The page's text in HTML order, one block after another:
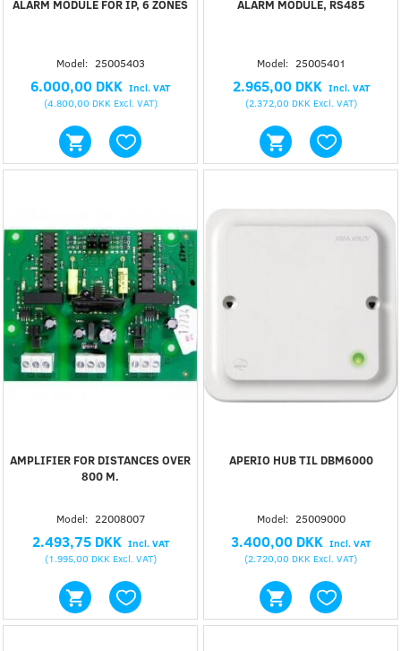
ALARM MODULE FOR IP, 6 ZONES
Model: 25005403
6.000,00 DKK Incl. VAT
(4.800,00 DKK Excl. VAT)
ALARM MODULE, RS485
Model: 25005401
2.965,00 DKK Incl. VAT
(2.372,00 DKK Excl. VAT)
AMPLIFIER FOR DISTANCES OVER
800 M.
Model: 22008007
2.493,75 DKK Incl. VAT
(1.995,00 DKKExcl. VAT)
APERIO HUB TIL DBM6000
Model: 25009000
3.400,00 DKK Incl. VAT
(2.720,00 DKK Excl. VAT)